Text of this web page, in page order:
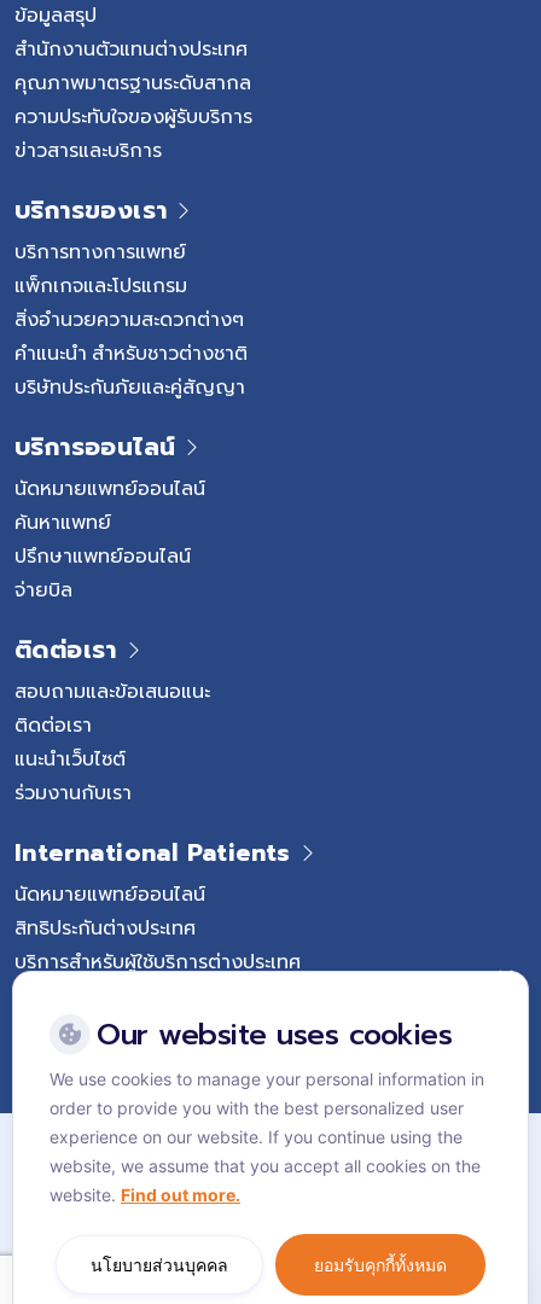
ข้อมูลสรุป
สำนักงานตัวแทนต่างประเทศ
คุณภาพมาตรฐานระดับสากล
ความประทับใจของผู้รับบริการ
ข่าวสารและบริการ
บริการของเรา
บริการทางการแพทย์
แพ็กเกจและโปรแกรม
สิ่งอำนวยความสะดวกต่างๆ
คำแนะนำ สำหรับชาวต่างชาติ
บริษัทประกันภัยและคู่สัญญา
บริการออนไลน์
นัดหมายแพทย์ออนไลน์
ค้นหาแพทย์
ปรึกษาแพทย์ออนไลน์
จ่ายบิล
ติดต่อเรา
สอบถามและข้อเสนอแนะ
ติดต่อเรา
แนะนำเว็บไซต์
ร่วมงานกับเรา
International Patients
นัดหมายแพทย์ออนไลน์
สิทธิประกันต่างประเทศ
บริการสำหรับผู้ใช้บริการต่างประเทศ
Follow Vejthani International Hospital
แผนผังเว็บไซต์
นโยบายส่วนบุคคล
Language:
Our website uses cookies
We use cookies to manage your personal information in
order to provide you with the best personalized user
experience on our website. If you continue using the
website, we assume that you accept all cookies on the
website. Find out more.
ยอมรับคุกกี้ทั้งหมด
นโยบายส่วนบุคคล